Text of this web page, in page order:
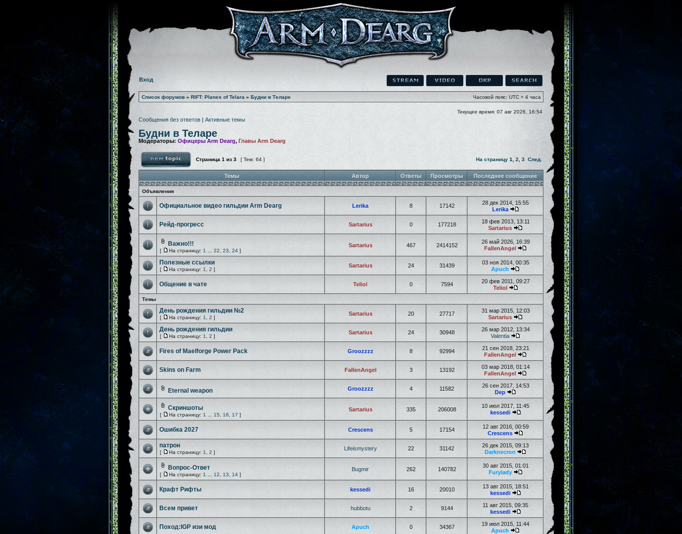
Вход
Список форумов » RIFT: Planes of Telara » Будни в Теларе Часовой пояс: UTC + 4 часа
Текущее время: 07 авг 2026, 16:54
Сообщения без ответов | Активные темы
Будни в Теларе
Модераторы: Офицеры Arm Dearg, Главы Arm Dearg
Страница 1 из 3 [ Тем: 64 ] На страницу 1 2 3 След.
Темы Автор Ответы Просмотры Последнее сообщение
Объявления
Официальное видео гильдии Arm Dearg Lerika 8 17142
28 дек 2014, 15:55
Lerika
Рейд-прогресс Sartarius 0 177218
18 фев 2013, 13:11
Sartarius
Важно!!!
[ На страницу: 1 22 23 24 ]
Sartarius 467 2414152
26 май 2026, 16:39
FallenAngel
Полезные ссылки
[ На страницу: 1 2 ]
Sartarius 24 31439
03 ноя 2014, 00:35
Apuch
Общение в чате Teliol 0 7594
20 фев 2011, 09:27
Teliol
Темы
День рождения гильдии №2
[ На страницу: 1 2 ]
Sartarius 20 27717
31 мар 2015, 12:03
Sartarius
День рождения гильдии
[ На страницу: 1 2 ]
Sartarius 24 30948
26 мар 2012, 13:34
Valentia
Fires of Maelforge Power Pack Groozzzz 8 92994
21 сен 2018, 23:21
FallenAngel
Skins on Farm FallenAngel 3 13192
03 мар 2018, 01:14
FallenAngel
Eternal weapon Groozzzz 4 11582
26 сен 2017, 14:53
Dep
Скриншоты
[ На страницу: 1 15 16 17 ]
Sartarius 335 206008
10 июл 2017, 11:45
kessedi
Ошибка 2027 Crescens 5 17154
12 авг 2016, 00:59
Crescens
патрон
[ На страницу: 1 2 ]
Lifeismystery 22 31142
26 дек 2015, 09:13
Darknecron
Вопрос-Ответ
[ На страницу: 1 12 13 14 ]
Bugmir 262 140782
30 авг 2015, 01:01
Furylady
Крафт Рифты kessedi 16 20010
13 авг 2015, 18:51
kessedi
Всем привет hubbotu 2 9144
11 авг 2015, 09:35
kessedi
Поход:IGP изи мод Apuch 0 34367
19 июл 2015, 11:44
Apuch